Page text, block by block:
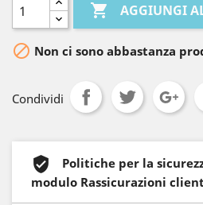
 AGGIUNGI
 Non ci sono abbastanza
Condividi
Politiche per la
modulo Rassicurazioni